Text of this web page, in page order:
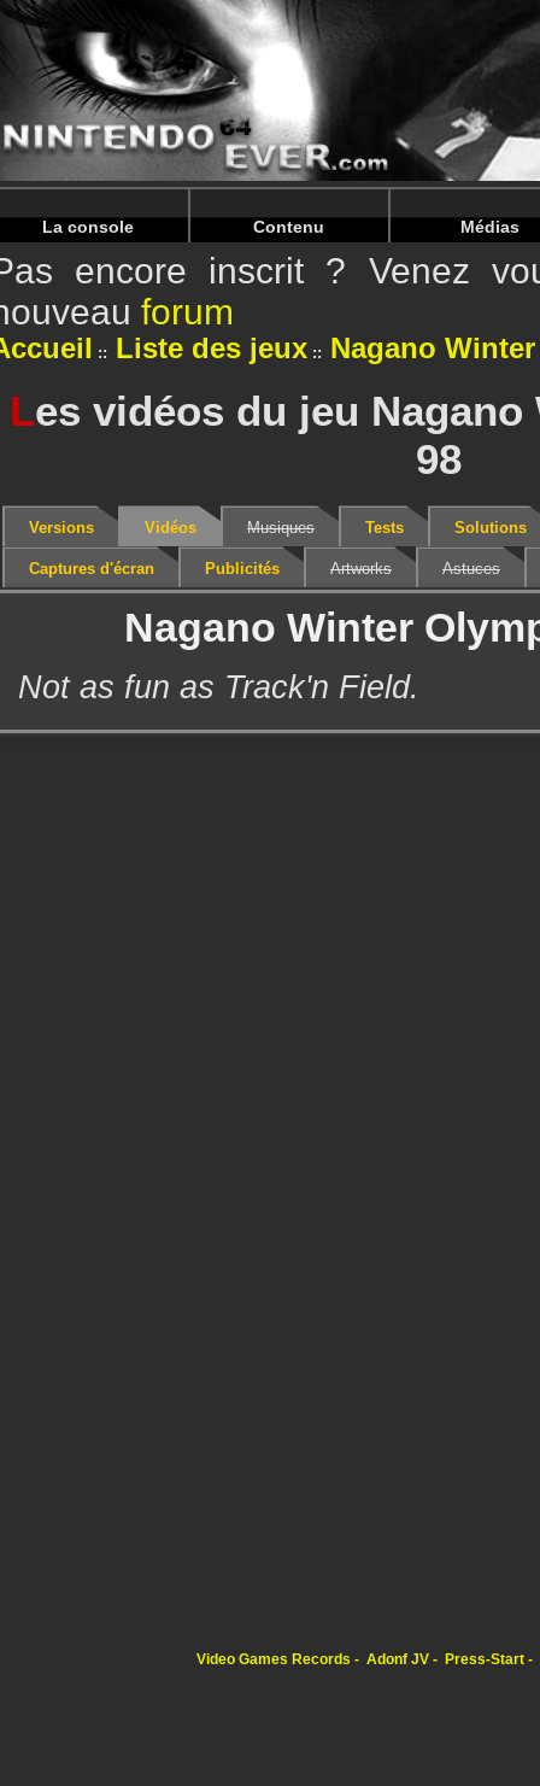
Warning: Undefined array key "HTTP_REFERER" in /
Warning: Undefined array key "HTTP_REFERER" in /
La console Contenu Médias
encore inscrit ? Venez
forum
Liste des jeux Nagano
Les vidéos du jeu
98
Versions Vidéos Musiques Tests Solutions
Captures d'écran Publicités Artworks Astuces
Nagano Winter
Not as fun as Track'n Field.
Video Games Records Adonf JV Press-Start